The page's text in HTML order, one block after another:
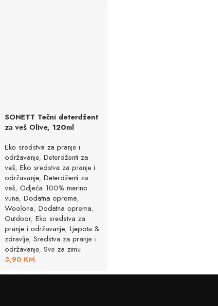
SONETT Tečni deterdžent
za veš Olive, 120ml
Eko sredstva za pranje i
održavanje, Deterdženti za
veš, Eko sredstva za pranje i
održavanje, Deterdženti za
veš, Odjeća 100% merino
vuna, Dodatna oprema,
Woolona, Dodatna oprema,
Outdoor, Eko sredstva za
pranje i održavanje, Ljepota &
zdravlje, Sredstva za pranje i
održavanje, Sve za zimu
3,90 KM